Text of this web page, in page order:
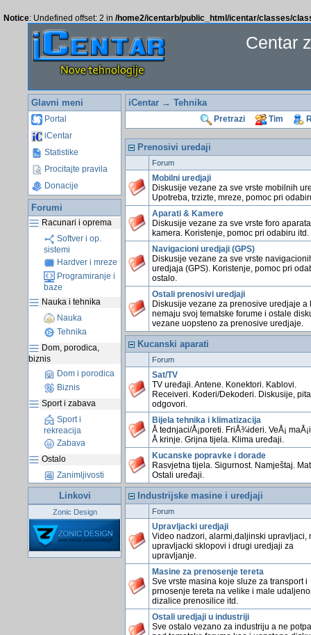
Notice: Undefined offset: 2 in /home2/icentarb/public_html/icentar/classes/
Centar
Glavni meni
Portal
iCentar
Statistike
Procitajte pravila
Donacije
Forumi
Racunari i oprema
Softver i op.
sistemi
Hardver i mreze
Programiranje i
baze
Nauka i tehnika
Nauka
Tehnika
Dom, porodica,
biznis
Dom i porodica
Biznis
Sport i zabava
Sport i
rekreacija
Zabava
Ostalo
Zanimljivosti
Linkovi
Zonic Design
iCentar→ Tehnika
Pretrazi Tim
Prenosivi uredaji
Forum
Mobilni uredjaji
Diskusije vezane za sve vrste mobilnih
Upotreba, trzizte, mreze, pomoc pri
Aparati & Kamere
Diskusije vezane za sve vrste foro
kamera. Koristenje, pomoc pri odabiru itd.
Navigacioni uredjaji (GPS)
Diskusije vezane za sve vrste
uredjaja (GPS). Koristenje, pomoc pri
ostalo.
Ostali prenosivi uredjaji
Diskusije vezane za prenosive uredjaje a
nemaju svoj tematske forume i ostale
vezane uopsteno za prenosive uredjaje.
Kucanski aparati
Forum
Sat/TV
TV uređaji. Antene. Konektori. Kablovi.
Receiveri. Koderi/Dekoderi. Diskusije,
odgovori.
Bijela tehnika i klimatizacija
Å tednjaci/Å¡poreti. FriÅ¾ideri. VeÅ¡
Å krinje. Grijna tijela. Klima uređaji.
Kucanske popravke i dorade
Rasvjetna tijela. Sigurnost. Namještaj.
Ostali uređaji.
Industrijske masine i uredjaji
Forum
Upravljacki uredjaji
Video nadzori, alarmi,daljinski upravljaci,
upravljacki sklopovi i drugi uredjaji za
upravljanje.
Masine za prenosenje tereta
Sve vrste masina koje sluze za transport i
prnosenje tereta na velike i male
dizalice prenosilice itd.
Ostali uredjaji u industriji
Sve ostalo vezano za industriju a ne